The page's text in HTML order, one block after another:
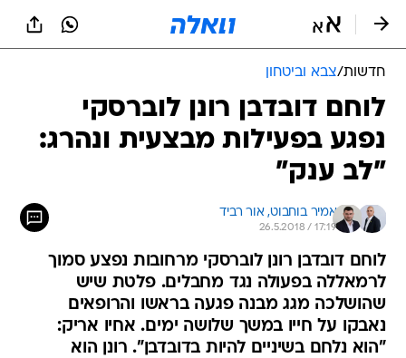
חדשות/צבא וביטחון
לוחם דובדבן רונן לוברסקי
נפגע בפעילות מבצעית ונהרג:
"לב ענק"
אמיר בוחבוט, אור רביד
26.5.2018 / 17:19
לוחם דובדבן רונן לוברסקי מרחובות נפצע סמוך
לרמאללה בפעולה נגד מחבלים. פלטת שיש
שהושלכה מגג מבנה פגעה בראשו והרופאים
נאבקו על חייו במשך שלושה ימים. אחיו אריק:
"הוא נלחם בשיניים להיות בדובדבן". רונן הוא